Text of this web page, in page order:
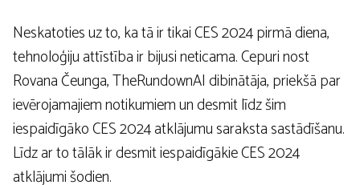
Neskatoties uz to, ka tā ir tikai CES 2024 pirmā diena,
tehnoloģiju attīstība ir bijusi neticama. Cepuri nost
Rovana Čeunga, TheRundownAI dibinātāja, priekšā par
ievērojamajiem notikumiem un desmit līdz šim
iespaidīgāko CES 2024 atklājumu saraksta sastādīšanu.
Līdz ar to tālāk ir desmit iespaidīgākie CES 2024
atklājumi šodien.